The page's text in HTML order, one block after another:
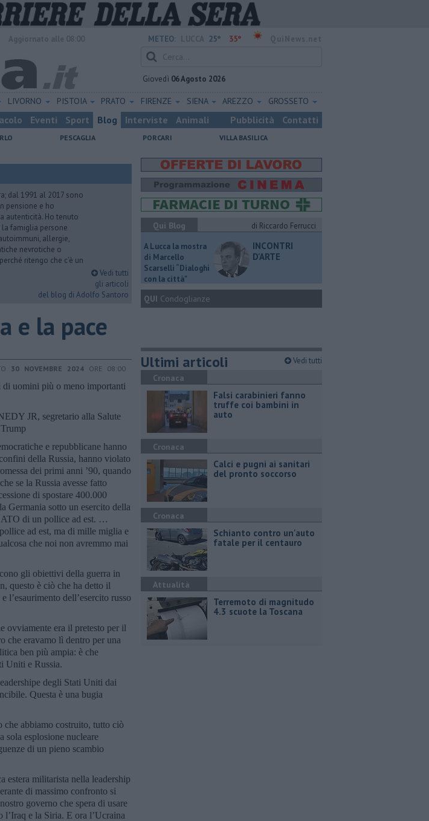
METEO: 25° 35°
Giovedì 06 Agosto 2026
LIVORNO PISTOIA PRATO FIRENZE SIENA AREZZO GROSSETO
Eventi Sport Blog Interviste Animali Pubblicità Contatti
PESCAGLIA PORCARI VILLA BASILICA
dal 1991 al 2017 sono
pensione e ho
autenticità. Ho tenuto
famiglia persone
allergie,
nevrotiche o
ritengo che c’è un
Vedi tutti
gli articoli
del blog di Adolfo Santoro
e la pace
30 NOVEMBRE 2024 ORE 08:00
di uomini più o meno importanti
JR, segretario alla Salute
e repubblicane hanno
della Russia, hanno violato
dei primi anni ’90, quando
se la Russia avesse fatto
di spostare 400.000
Germania sotto un esercito della
di un pollice ad est. …
ad est, ma di mille miglia e
che noi non avremmo mai
gli obiettivi della guerra in
questo è ciò che ha detto il
l’esaurimento dell’esercito russo
ovviamente era il pretesto per il
che eravamo lì dentro per una
ben più ampia: è che
Uniti e Russia.
degli Stati Uniti dai
Questa è una bugia
che abbiamo costruito, tutto ciò
sola esplosione nucleare
di un pieno scambio
militarista nella leadership
di massimo confronto si
governo che spera di usare
e la Siria. E ora l’Ucraina
Qui Blog
di Riccardo Ferrucci
A Lucca la mostra
di Marcello
Scarselli “Dialoghi
con la città"
INCONTRI
D'ARTE
QUI Condoglianze
Ultimi articoli Vedi tutti
Cronaca
Falsi carabinieri fanno
truffe coi bambini in
auto
Cronaca
Calci e pugni ai sanitari
del pronto soccorso
Cronaca
Schianto contro un'auto
fatale per il centauro
Attualità
Terremoto di magnitudo
4.3 scuote la Toscana